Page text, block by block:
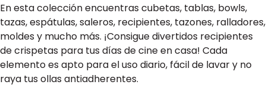
En esta colección encuentras cubetas, tablas, bowls,
tazas, espátulas, saleros, recipientes, tazones, ralladores,
moldes y mucho más. ¡Consigue divertidos recipientes
de crispetas para tus días de cine en casa! Cada
elemento es apto para el uso diario, fácil de lavar y no
raya tus ollas antiadherentes.